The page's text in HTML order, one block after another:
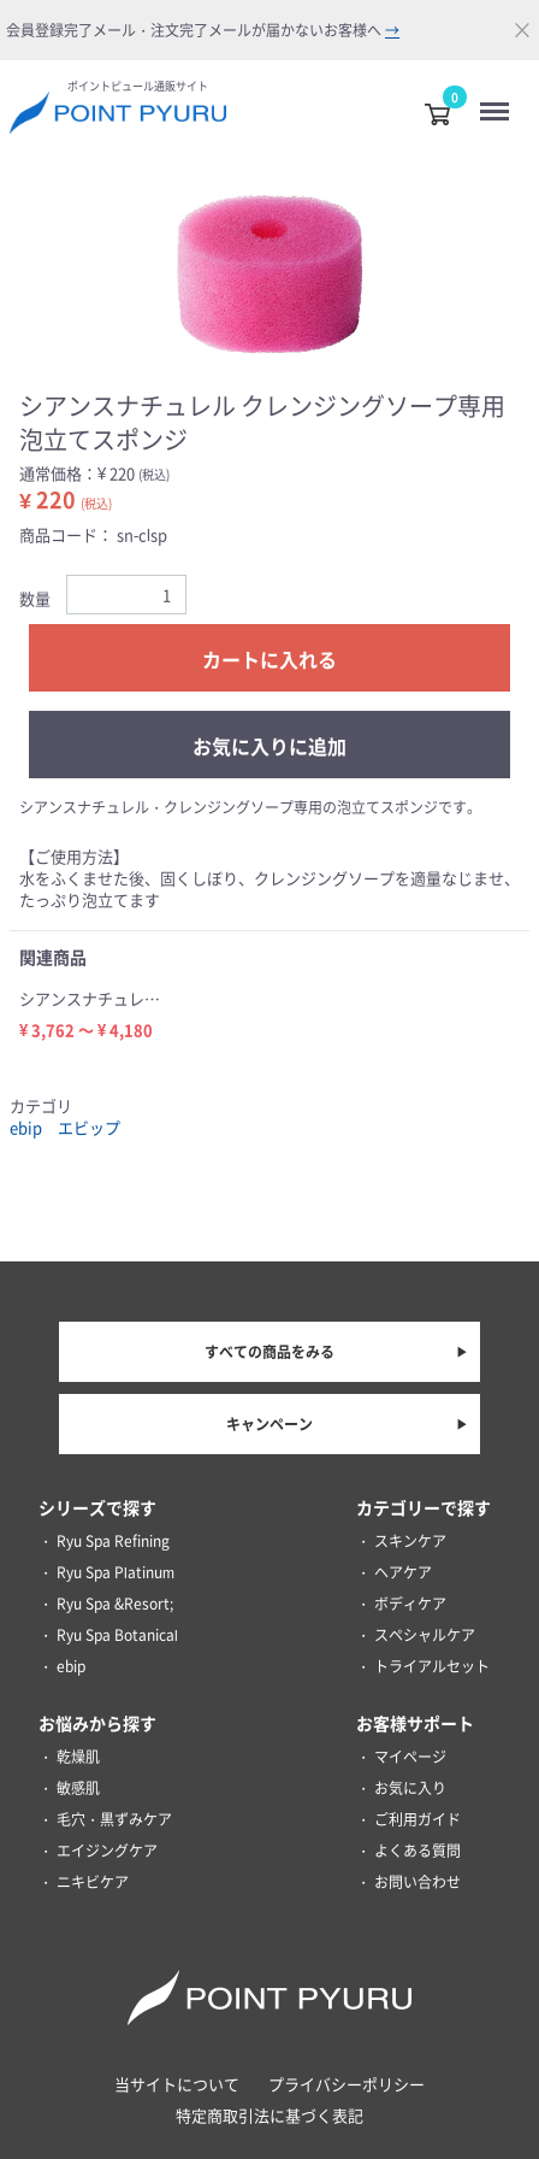
会員登録完了メール・注文完了メールが届かないお客様へ → ×
ポイントピュール通販サイト
0
シアンスナチュレル クレンジングソープ専用
泡立てスポンジ
通常価格： ¥ 220 (税込)
¥ 220 (税込)
商品コード： sn-clsp
数量
カートに入れる
お気に入りに追加
シアンスナチュレル・クレンジングソープ専用の泡立てスポンジです。
【ご使用方法】
水をふくませた後、固くしぼり、クレンジングソープを適量なじませ、
たっぷり泡立てます
関連商品
シアンスナチュレル クレンジングソープ150ml
¥ 3,762 ～ ¥ 4,180
カテゴリ
ebip エビップ
すべての商品をみる
キャンペーン
シリーズで探す
Ryu Spa Refining
Ryu Spa Platinum
Ryu Spa &Resort;
Ryu Spa Botanical
ebip
カテゴリーで探す
スキンケア
ヘアケア
ボディケア
スペシャルケア
トライアルセット
お悩みから探す
乾燥肌
敏感肌
毛穴・黒ずみケア
エイジングケア
ニキビケア
お客様サポート
マイページ
お気に入り
ご利用ガイド
よくある質問
お問い合わせ
当サイトについて
プライバシーポリシー
特定商取引法に基づく表記